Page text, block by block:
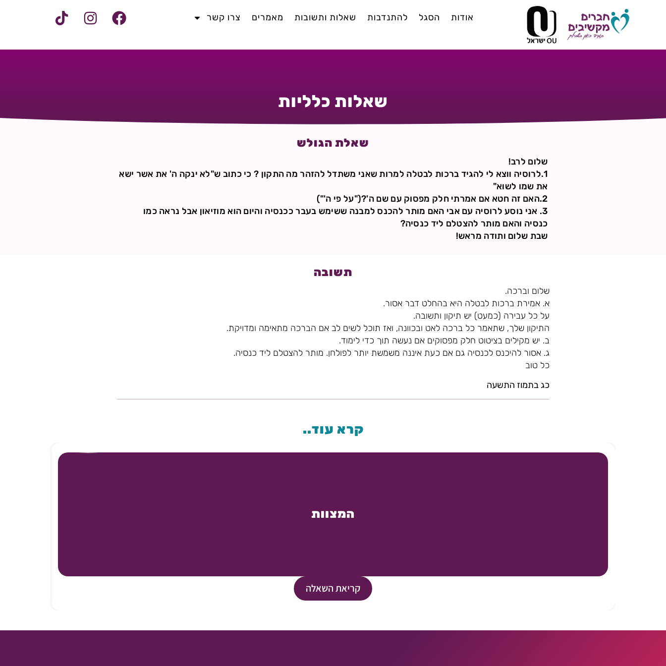
אודות הסגל להתנדבות שאלות ותשובות מאמרים צרו קשר
שאלות כלליות
שאלת הגולש
שלום לרב!
1.לרוסיה ווצא לי להגיד ברכות לבטלה למרות שאני משתדל להזהר מה התקון ? כי כתוב ש"לא ינקה ה' את אשר ישא
את שמו לשוא"
2.האם זה חטא אם אמרתי חלק מפסוק עם שם ה'?("על פי ה'")
3. אני נוסע לרוסיה עם אבי האם מותר להכנס למבנה ששימש בעבר ככנסיה והיום הוא מוזיאון אבל נראה כמו
כנסיה והאם מותר להצטלם ליד כנסיה?
שבת שלום ותודה מראש!
תשובה
שלום וברכה.
א. אמירת ברכות לבטלה היא בהחלט דבר אסור.
על כל עבירה (כמעט) יש תיקון ותשובה.
התיקון שלך, שתאמר כל ברכה לאט ובכוונה, ואז תוכל לשים לב אם הברכה מתאימה ומדויקת.
ב. יש מקילים בציטוט חלק מפסוקים אם נעשה תוך כדי לימוד.
ג. אסור להיכנס לכנסיה גם אם כעת איננה משמשת יותר לפולחן. מותר להצטלם ליד כנסיה.
כל טוב
כג בתמוז התשעה
קרא עוד..
המצוות
קריאת השאלה